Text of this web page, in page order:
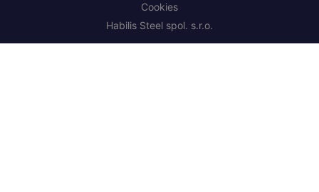
Cookies
Habilis Steel spol. s.r.o.